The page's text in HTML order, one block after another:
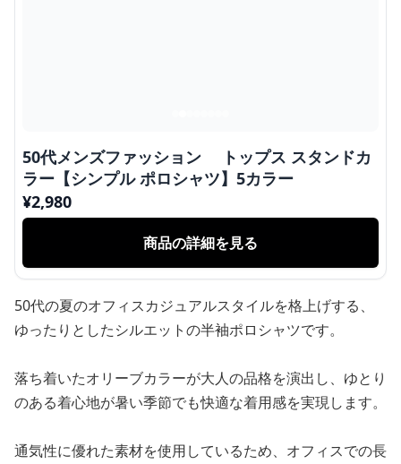
50代メンズファッション トップス スタンドカ
ラー【シンプル ポロシャツ】5カラー
¥2,980
商品の詳細を見る
50代の夏のオフィスカジュアルスタイルを格上げする、
ゆったりとしたシルエットの半袖ポロシャツです。
落ち着いたオリーブカラーが大人の品格を演出し、ゆとり
のある着心地が暑い季節でも快適な着用感を実現します。
通気性に優れた素材を使用しているため、オフィスでの長